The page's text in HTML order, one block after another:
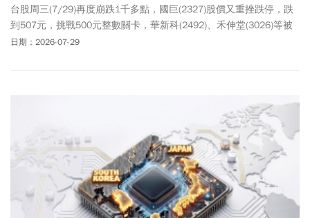
台股周三(7/29)再度崩跌1千多點，國巨(2327)股價又重挫跌停，跌
到507元，挑戰500元整數關卡，華新科(2492)、禾伸堂(3026)等被
動元件股同步下殺。國巨股價為什麼跌這麼慘？被動元件還能投
日期：2026-07-29